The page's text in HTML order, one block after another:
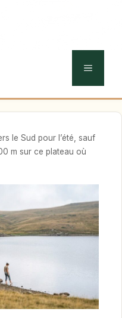
MENU
le Sud pour l’été, sauf
m sur ce plateau où